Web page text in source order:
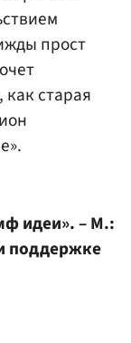
прост
старая
идеи». – М.:
поддержке